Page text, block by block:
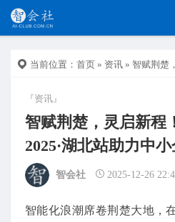
当前位置： 首页 » 资讯 » 智赋荆楚，灵启新程
『资讯』
智赋荆楚，灵启新程
2025·湖北站助力中
智会社 2025-12-26
智能化浪潮席卷荆楚大地，